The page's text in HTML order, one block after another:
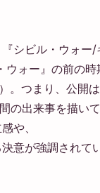
シビル・ウォ
ウォー』の前の
。つまり、公開
の出来事を描い
や、
意が強調されて